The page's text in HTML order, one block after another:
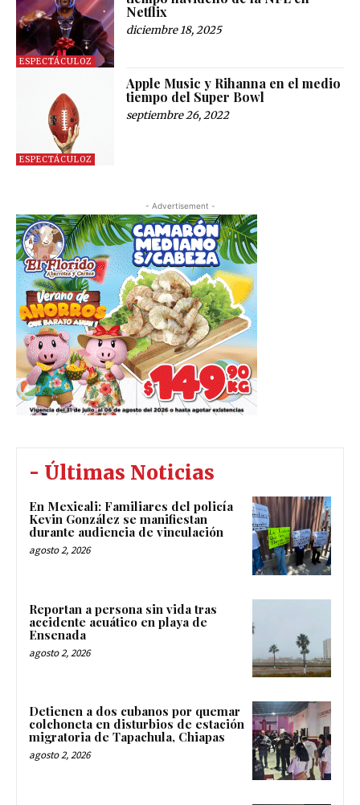
ESPECTÁCULOZ
Netflix
diciembre 18, 2025
ESPECTÁCULOZ
Apple Music y Rihanna en el medio
tiempo del Super Bowl
septiembre 26, 2022
- Advertisement -
- Últimas Noticias
En Mexicali: Familiares del policía
Kevin González se manifiestan
durante audiencia de vinculación
agosto 2, 2026
Reportan a persona sin vida tras
accidente acuático en playa de
Ensenada
agosto 2, 2026
Detienen a dos cubanos por quemar
colchoneta en disturbios de estación
migratoria de Tapachula, Chiapas
agosto 2, 2026